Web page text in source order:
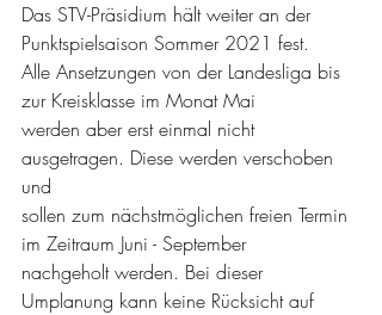
Das STV-Präsidium hält weiter an der
Punktspielsaison Sommer 2021 fest.
Alle Ansetzungen von der Landesliga bis
zur Kreisklasse im Monat Mai
werden aber erst einmal nicht
ausgetragen. Diese werden verschoben
und
sollen zum nächstmöglichen freien Termin
im Zeitraum Juni - September
nachgeholt werden. Bei dieser
Umplanung kann keine Rücksicht auf